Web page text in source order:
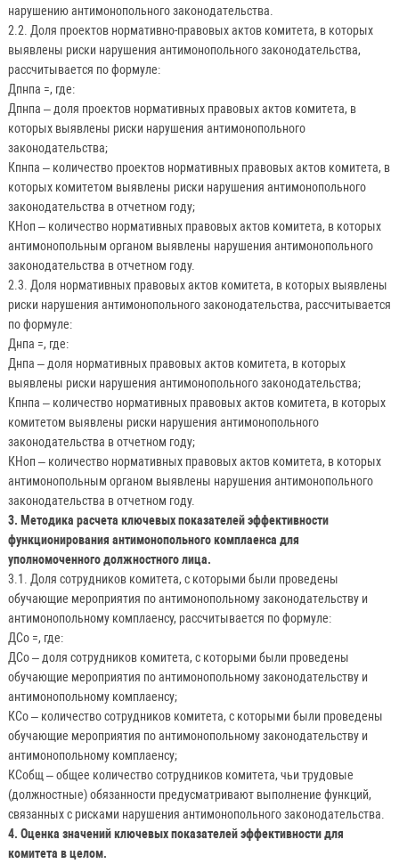
нарушению антимонопольного законодательства.
2.2. Доля проектов нормативно-правовых актов комитета, в которых
выявлены риски нарушения антимонопольного законодательства,
рассчитывается по формуле:
Дпнпа =, где:
Дпнпа – доля проектов нормативных правовых актов комитета, в
которых выявлены риски нарушения антимонопольного
законодательства;
Кпнпа – количество проектов нормативных правовых актов комитета, в
которых комитетом выявлены риски нарушения антимонопольного
законодательства в отчетном году;
КНоп – количество нормативных правовых актов комитета, в которых
антимонопольным органом выявлены нарушения антимонопольного
законодательства в отчетном году.
2.3. Доля нормативных правовых актов комитета, в которых выявлены
риски нарушения антимонопольного законодательства, рассчитывается
по формуле:
Днпа =, где:
Днпа – доля нормативных правовых актов комитета, в которых
выявлены риски нарушения антимонопольного законодательства;
Кпнпа – количество нормативных правовых актов комитета, в которых
комитетом выявлены риски нарушения антимонопольного
законодательства в отчетном году;
КНоп – количество нормативных правовых актов комитета, в которых
антимонопольным органом выявлены нарушения антимонопольного
законодательства в отчетном году.
3. Методика расчета ключевых показателей эффективности
функционирования антимонопольного комплаенса для
уполномоченного должностного лица.
3.1. Доля сотрудников комитета, с которыми были проведены
обучающие мероприятия по антимонопольному законодательству и
антимонопольному комплаенсу, рассчитывается по формуле:
ДСо =, где:
ДСо – доля сотрудников комитета, с которыми были проведены
обучающие мероприятия по антимонопольному законодательству и
антимонопольному комплаенсу;
КСо – количество сотрудников комитета, с которыми были проведены
обучающие мероприятия по антимонопольному законодательству и
антимонопольному комплаенсу;
КСобщ – общее количество сотрудников комитета, чьи трудовые
(должностные) обязанности предусматривают выполнение функций,
связанных с рисками нарушения антимонопольного законодательства.
4. Оценка значений ключевых показателей эффективности для
комитета в целом.